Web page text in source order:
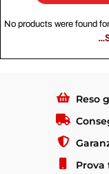
No products were found
Reso
Prova